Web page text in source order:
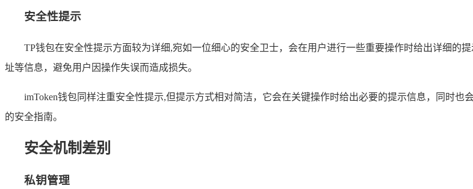
安全性提示
TP钱包在安全性提示方面较为详细,宛如一位细心的安全卫士，会在用户进行一些重要操作时给出详细的
址等信息，避免用户因操作失误而造成损失。
imToken钱包同样注重安全性提示,但提示方式相对简洁，它会在关键操作时给出必要的提示信息，同时
的安全指南。
安全机制差别
私钥管理